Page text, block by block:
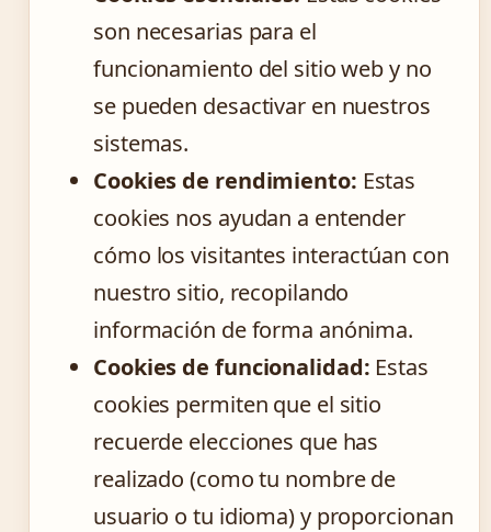
son necesarias para el
funcionamiento del sitio web y no
se pueden desactivar en nuestros
sistemas.
Cookies de rendimiento: Estas
cookies nos ayudan a entender
cómo los visitantes interactúan con
nuestro sitio, recopilando
información de forma anónima.
Cookies de funcionalidad: Estas
cookies permiten que el sitio
recuerde elecciones que has
realizado (como tu nombre de
usuario o tu idioma) y proporcionan